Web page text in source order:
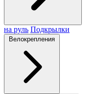
на руль Подкрылки
Велокрепления